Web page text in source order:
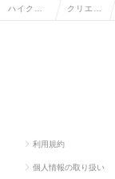
ハイクラ クリエイ
利用規約
個人情報の取り扱い